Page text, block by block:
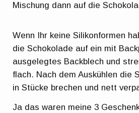
Mischung dann auf die
Wenn Ihr keine Silikonformen
die Schokolade auf ein mit
ausgelegtes Backblech und
flach. Nach dem Auskühlen die
in Stücke brechen und nett
Ja das waren meine 3